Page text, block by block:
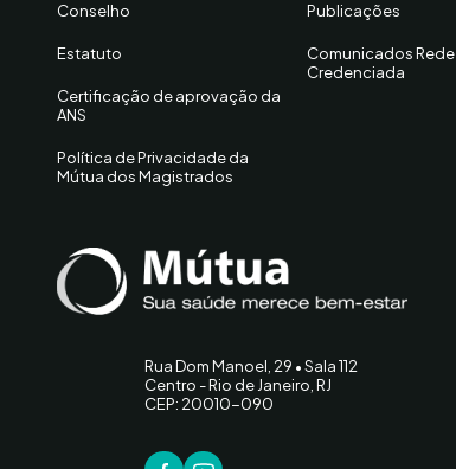
Conselho
Estatuto
Certificação de aprovação da
ANS
Política de Privacidade da
Mútua dos Magistrados
Publicações
Comunicados Rede
Credenciada
Rua Dom Manoel, 29 • Sala 112
Centro - Rio de Janeiro, RJ
CEP: 20010-090